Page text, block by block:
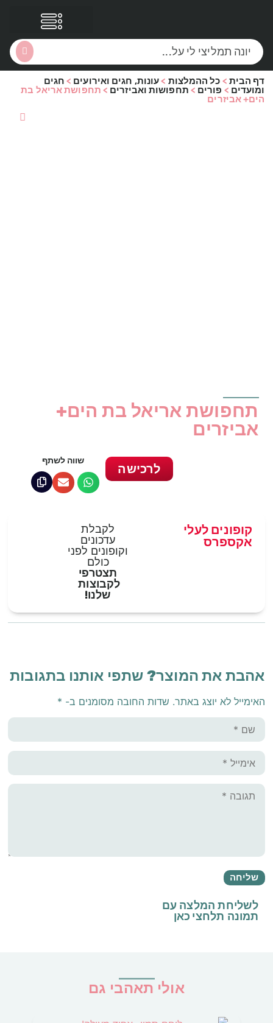
דף הבית > כל ההמלצות >עונות, חגים ואירועים > חגים
ומועדים > פורים > תחפושות ואביזרים > תחפושת אריאל בת
הים+ אביזרים
תחפושת אריאל בת הים+
אביזרים
שווה לשתף
לרכישה
לקבלת
עדכונים
וקופונים לפני
כולם
תצטרפי
לקבוצות
שלנו!
קופונים לעלי
אקספרס
אהבת את המוצר? שתפי אותנו בתגובות
האימייל לא יוצג באתר. שדות החובה מסומנים ב- *
לשליחת המלצה עם
תמונה תלחצי כאן
אולי תאהבי גם